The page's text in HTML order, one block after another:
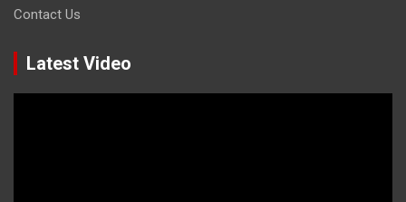
Contact Us
Latest Video